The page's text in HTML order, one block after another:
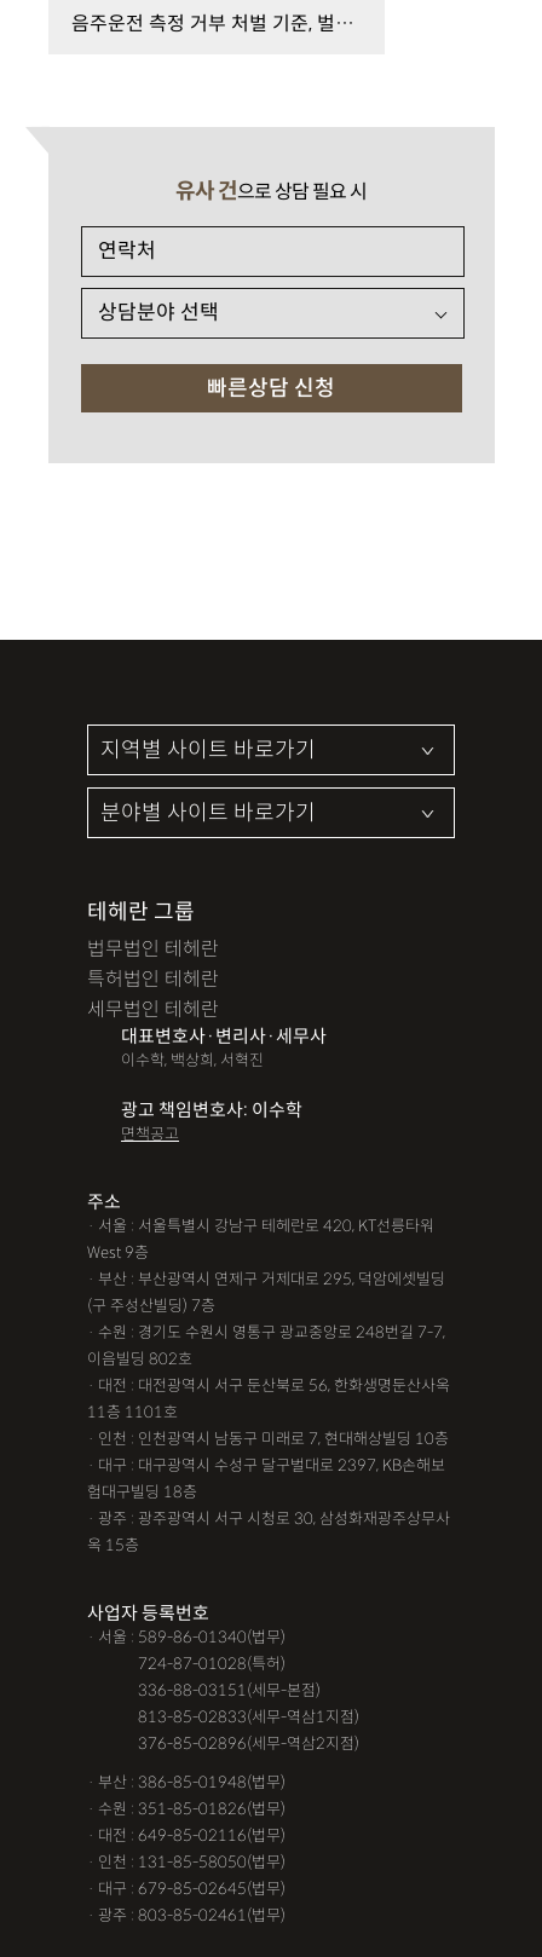
음주운전 측정 거부 처벌 기준, 벌금 가능할까? 실형 …
유사 건으로 상담 필요 시
테헤란 그룹
법무법인 테헤란
특허법인 테헤란
세무법인 테헤란
대표변호사·변리사·세무사
이수학, 백상희, 서혁진
광고 책임변호사: 이수학
면책공고
주소
· 서울 : 서울특별시 강남구 테헤란로 420, KT선릉타워
West 9층
· 부산 : 부산광역시 연제구 거제대로 295, 덕암에셋빌딩
(구 주성산빌딩) 7층
· 수원 : 경기도 수원시 영통구 광교중앙로 248번길 7-7,
이음빌딩 802호
· 대전 : 대전광역시 서구 둔산북로 56, 한화생명둔산사옥
11층 1101호
· 인천 : 인천광역시 남동구 미래로 7, 현대해상빌딩 10층
· 대구 : 대구광역시 수성구 달구벌대로 2397, KB손해보
험대구빌딩 18층
· 광주 : 광주광역시 서구 시청로 30, 삼성화재광주상무사
옥 15층
사업자 등록번호
· 서울 : 589-86-01340(법무)
724-87-01028(특허)
336-88-03151(세무-본점)
813-85-02833(세무-역삼1지점)
376-85-02896(세무-역삼2지점)
· 부산 : 386-85-01948(법무)
· 수원 : 351-85-01826(법무)
· 대전 : 649-85-02116(법무)
· 인천 : 131-85-58050(법무)
· 대구 : 679-85-02645(법무)
· 광주 : 803-85-02461(법무)